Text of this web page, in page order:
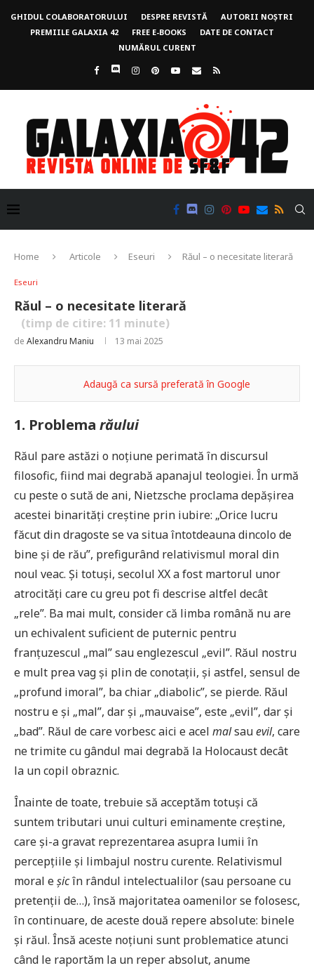
GHIDUL COLABORATORULUI DESPRE REVISTĂ
AUTORII NOȘTRI
PREMIILE GALAXIA 42
FREE E-BOOKS
DATE DE CONTACT
NUMĂRUL CURENT
Home Articole Eseuri Răul – o necesitate literară
Eseuri
Răul – o necesitate literară
(timp de citire: 11 minute)
de Alexandru Maniu 13 mai 2025
Adaugă ca sursă preferată în Google
1. Problema răului
Răul pare astăzi o noțiune perimată în discursul
filosofic, fiind mai degrabă apanajul teologiei. În urmă
cu peste o sută de ani, Nietzsche proclama depășirea
acestei binarități creștine prin iubire: „Orice lucru
făcut din dragoste se va situa întotdeauna dincolo de
bine și de rău”, prefigurând relativismul moral din
noul veac. Și totuși, secolul XX a fost martorul unor
atrocități care cu greu pot fi descrise altfel decât
„rele”. Ba mai mult, consider că limba română nu are
un echivalent suficient de puternic pentru
franțuzescul „mal” sau englezescul „evil”. Răul nostru
e mult prea vag și plin de conotații, și astfel, sensul de
„profund imoral”, ba chiar „diabolic”, se pierde. Răul
nostru e și „mal”, dar și „mauvaise”, este „evil”, dar și
„bad”. Răul de care vorbesc aici e acel malsauevil, care
ne trimite cu gândul mai degrabă la Holocaust decât
la un copil obraznic.
Înainte de toate, trebuie să acceptăm totuși că
suntem tributari unui culturi eminamente creștine,
care și-a gravat reprezentarea asupra lumii în
percepțiile și limbajul nostru curente. Relativismul
moral eșicîn rândul intelectualilor (sau persoane cu
pretenții de…), însă majoritatea oamenilor se folosesc,
în continuare, de aceste două repere absolute: binele
și răul. Însă aceste noțiuni sunt problematice atunci
când le raportăm la un reper absolut, anume